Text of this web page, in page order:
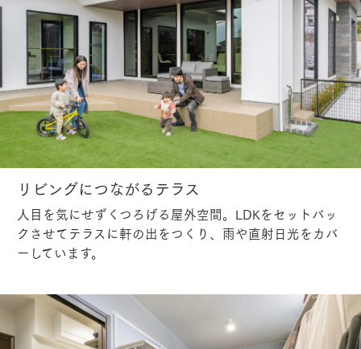
リビングにつながるテラス
人目を気にせずくつろげる屋外空間。LDKをセットバッ
クさせてテラスに軒の出をつくり、雨や直射日光をカバ
ーしています。